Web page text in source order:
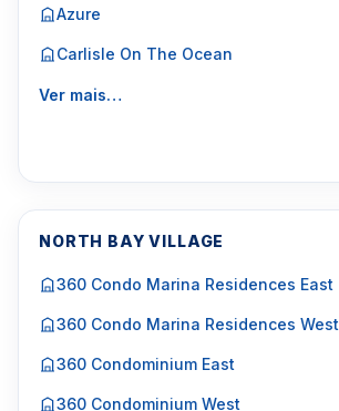
Azure
Carlisle On The Ocean
Ver mais…
NORTH BAY VILLAGE
360 Condo Marina Residences East
360 Condo Marina Residences West
360 Condominium East
360 Condominium West